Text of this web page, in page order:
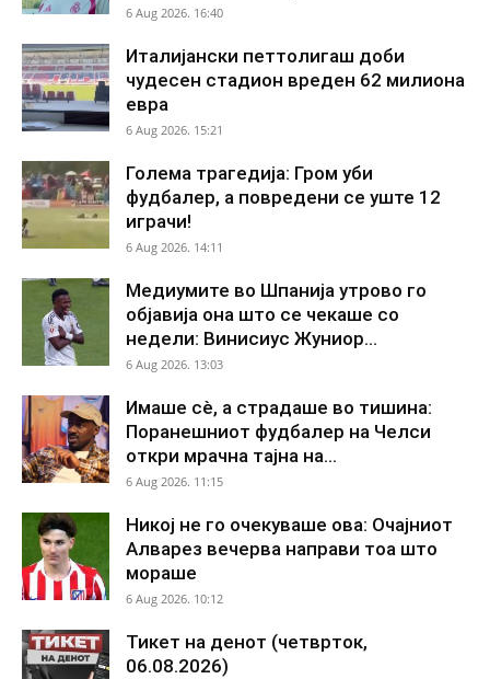
6 Aug 2026. 16:40
Италијански петтолигаш доби
чудесен стадион вреден 62 милиона
евра
6 Aug 2026. 15:21
Голема трагедија: Гром уби
фудбалер, а повредени се уште 12
играчи!
6 Aug 2026. 14:11
Медиумите во Шпанија утрово го
објавија она што се чекаше со
недели: Винисиус Жуниор...
6 Aug 2026. 13:03
Имаше сè, а страдаше во тишина:
Поранешниот фудбалер на Челси
откри мрачна тајна на...
6 Aug 2026. 11:15
Никој не го очекуваше ова: Очајниот
Алварез вечерва направи тоа што
мораше
6 Aug 2026. 10:12
Тикет на денот (четврток,
06.08.2026)